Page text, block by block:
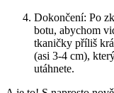
Dokončení: Po
botu, abychom
tkaničky příliš
(asi 3-4 cm),
utáhnete.